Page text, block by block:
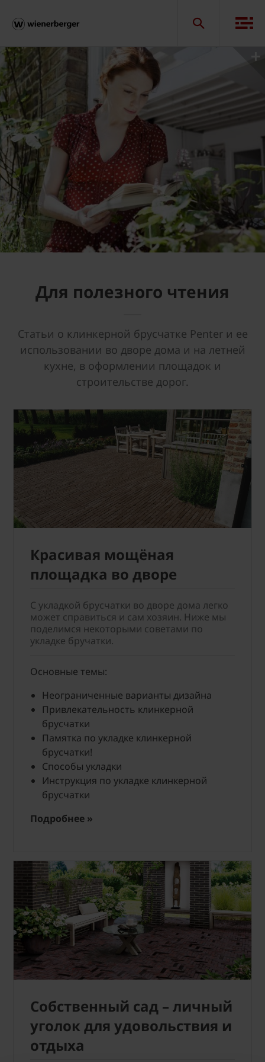
Для полезного чтения
Статьи о клинкерной брусчатке Penter и ее
использовании во дворе дома и на летней
кухне, в оформлении площадок и
строительстве дорог.
Красивая мощёная
площадка во дворе
С укладкой брусчатки во дворе дома легко
может справиться и сам хозяин. Ниже мы
поделимся некоторыми советами по
укладке бручатки.
Основные темы:
Неограниченные варианты дизайна
Привлекательность клинкерной
брусчатки
Памятка по укладке клинкерной
брусчатки!
Способы укладки
Инструкция по укладке клинкерной
брусчатки
Подробнее »
Собственный сад – личный
уголок для удовольствия и
отдыха